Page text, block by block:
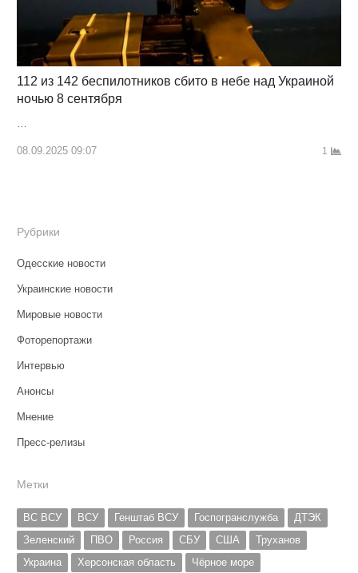
112 из 142 беспилотников сбито в небе над Украиной
ночью 8 сентября
…
08.09.2025 09:07 1
Рубрики
Одесские новости
Украинские новости
Мировые новости
Фоторепортажи
Интервью
Анонсы
Мнение
Пресс-релизы
Метки
ВС ВСУ ВСУ Генштаб ВСУ Госпогранслужба
ДТЭК
Зеленский
ПВО Россия СБУ США
Труханов
Украина
Херсонская область
Чёрное море